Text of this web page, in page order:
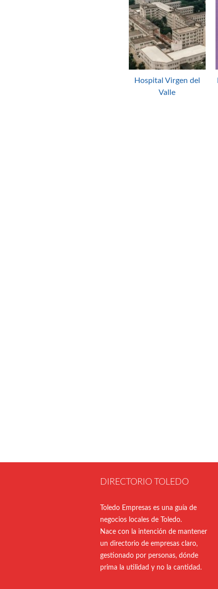
Hospital Virgen del
Valle
DIRECTORIO TOLEDO
Toledo Empresas es una guía de
negocios locales de Toledo.
Nace con la intención de mantener
un directorio de empresas claro,
gestionado por personas, dónde
prima la utilidad y no la cantidad.